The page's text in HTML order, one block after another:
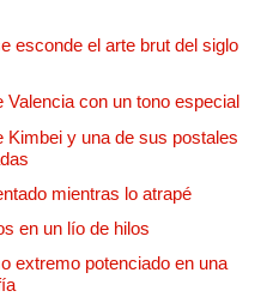
esconde el arte brut del siglo
Valencia con un tono especial
Kimbei y una de sus postales
mientras lo atrapé
en un lío de hilos
extremo potenciado en una